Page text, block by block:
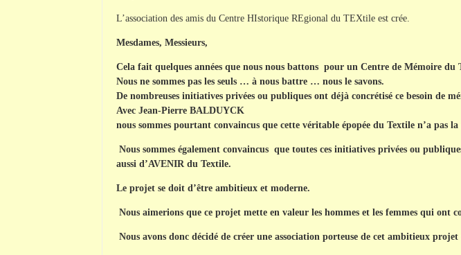
L’association des amis du Centre HIstorique REgional du TEXtile est crée.
Mesdames, Messieurs,
Cela fait quelques années que nous nous battons pour un Centre de Mémoire du
Nous ne sommes pas les seuls … à nous battre … nous le savons.
De nombreuses initiatives privées ou publiques ont déjà concrétisé ce besoin de
Avec Jean-Pierre BALDUYCK
nous sommes pourtant convaincus que cette véritable épopée du Textile n’a pas
Nous sommes également convaincus que toutes ces initiatives privées ou
aussi d’AVENIR du Textile.
Le projet se doit d’être ambitieux et moderne.
Nous aimerions que ce projet mette en valeur les hommes et les femmes qui ont
Nous avons donc décidé de créer une association porteuse de cet ambitieux